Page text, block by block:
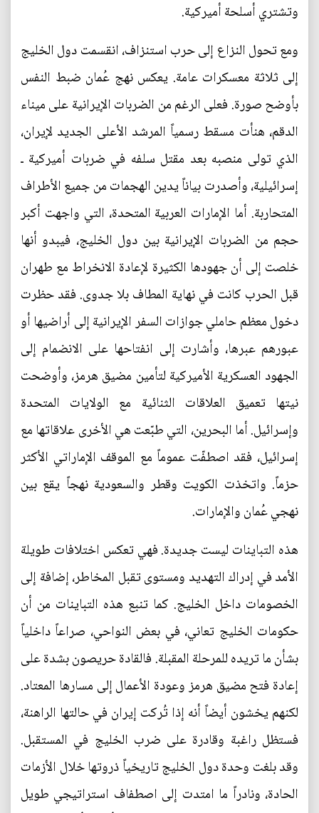
وتشتري أسلحة أميركية.
ومع تحول النزاع إلى حرب استنزاف، انقسمت دول الخليج
إلى ثلاثة معسكرات عامة. يعكس نهج عُمان ضبط النفس
بأوضح صورة. فعلى الرغم من الضربات الإيرانية على ميناء
الدقم، هنأت مسقط رسمياً المرشد الأعلى الجديد لإيران،
الذي تولى منصبه بعد مقتل سلفه في ضربات أميركية ـ
إسرائيلية، وأصدرت بياناً يدين الهجمات من جميع الأطراف
المتحاربة. أما الإمارات العربية المتحدة، التي واجهت أكبر
حجم من الضربات الإيرانية بين دول الخليج، فيبدو أنها
خلصت إلى أن جهودها الكثيرة لإعادة الانخراط مع طهران
قبل الحرب كانت في نهاية المطاف بلا جدوى. فقد حظرت
دخول معظم حاملي جوازات السفر الإيرانية إلى أراضيها أو
عبورهم عبرها، وأشارت إلى انفتاحها على الانضمام إلى
الجهود العسكرية الأميركية لتأمين مضيق هرمز، وأوضحت
نيتها تعميق العلاقات الثنائية مع الولايات المتحدة
وإسرائيل. أما البحرين، التي طبّعت هي الأخرى علاقاتها مع
إسرائيل، فقد اصطفّت عموماً مع الموقف الإماراتي الأكثر
حزماً. واتخذت الكويت وقطر والسعودية نهجاً يقع بين
نهجي عُمان والإمارات.
هذه التباينات ليست جديدة. فهي تعكس اختلافات طويلة
الأمد في إدراك التهديد ومستوى تقبل المخاطر، إضافة إلى
الخصومات داخل الخليج. كما تنبع هذه التباينات من أن
حكومات الخليج تعاني، في بعض النواحي، صراعاً داخلياً
بشأن ما تريده للمرحلة المقبلة. فالقادة حريصون بشدة على
إعادة فتح مضيق هرمز وعودة الأعمال إلى مسارها المعتاد.
لكنهم يخشون أيضاً أنه إذا تُركت إيران في حالتها الراهنة،
فستظل راغبة وقادرة على ضرب الخليج في المستقبل.
وقد بلغت وحدة دول الخليج تاريخياً ذروتها خلال الأزمات
الحادة، ونادراً ما امتدت إلى اصطفاف استراتيجي طويل